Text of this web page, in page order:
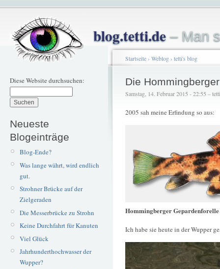
blog.tetti.de– Man
Diese Website durchsuchen:
Neueste
Blogeinträge
Blog-Ende?
Was lange währt, wird endlich
gut.
Strohner Brücke auf der
Zielgeraden
Die Messerbrücke zu Strohn
Keine Durchfahrt für Kanuten
Viel Glück
Jahrhunderthochwasser der
Wupper?
Startseite› Weblog› tetti's blog
Die
Samstag, 14. Februar 2015 - 22:55 – tetti
2005 sah meine Erfindung so aus:
Hommingberger Gepardenforelle
Ich habe sie heute in der Wupper